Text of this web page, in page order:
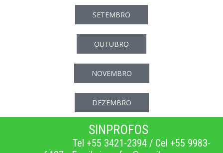
SETEMBRO
OUTUBRO
NOVEMBRO
DEZEMBRO
SINPROFOS
Tel +55 3421-2394 / Cel +55 9983-